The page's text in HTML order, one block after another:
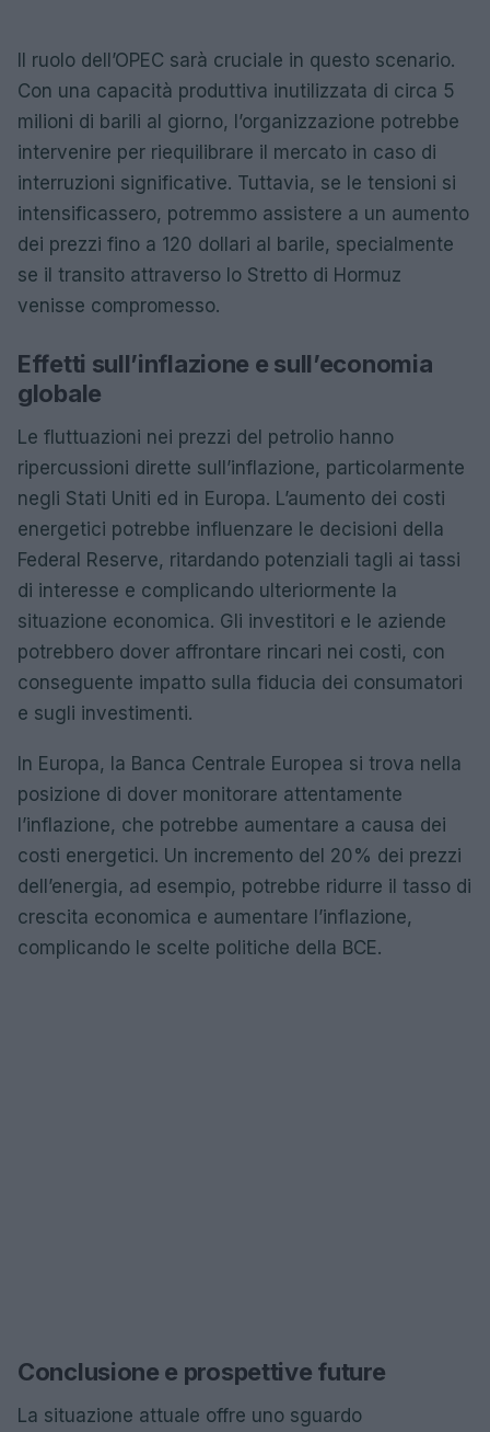
Il ruolo dell’OPEC sarà cruciale in questo scenario.
Con una capacità produttiva inutilizzata di circa 5
milioni di barili al giorno, l’organizzazione potrebbe
intervenire per riequilibrare il mercato in caso di
interruzioni significative. Tuttavia, se le tensioni si
intensificassero, potremmo assistere a un aumento
dei prezzi fino a 120 dollari al barile, specialmente
se il transito attraverso lo Stretto di Hormuz
venisse compromesso.
Effetti sull’inflazione e sull’economia
globale
Le fluttuazioni nei prezzi del petrolio hanno
ripercussioni dirette sull’inflazione, particolarmente
negli Stati Uniti ed in Europa. L’aumento dei costi
energetici potrebbe influenzare le decisioni della
Federal Reserve, ritardando potenziali tagli ai tassi
di interesse e complicando ulteriormente la
situazione economica. Gli investitori e le aziende
potrebbero dover affrontare rincari nei costi, con
conseguente impatto sulla fiducia dei consumatori
e sugli investimenti.
In Europa, la Banca Centrale Europea si trova nella
posizione di dover monitorare attentamente
l’inflazione, che potrebbe aumentare a causa dei
costi energetici. Un incremento del 20% dei prezzi
dell’energia, ad esempio, potrebbe ridurre il tasso di
crescita economica e aumentare l’inflazione,
complicando le scelte politiche della BCE.
Conclusione e prospettive future
La situazione attuale offre uno sguardo